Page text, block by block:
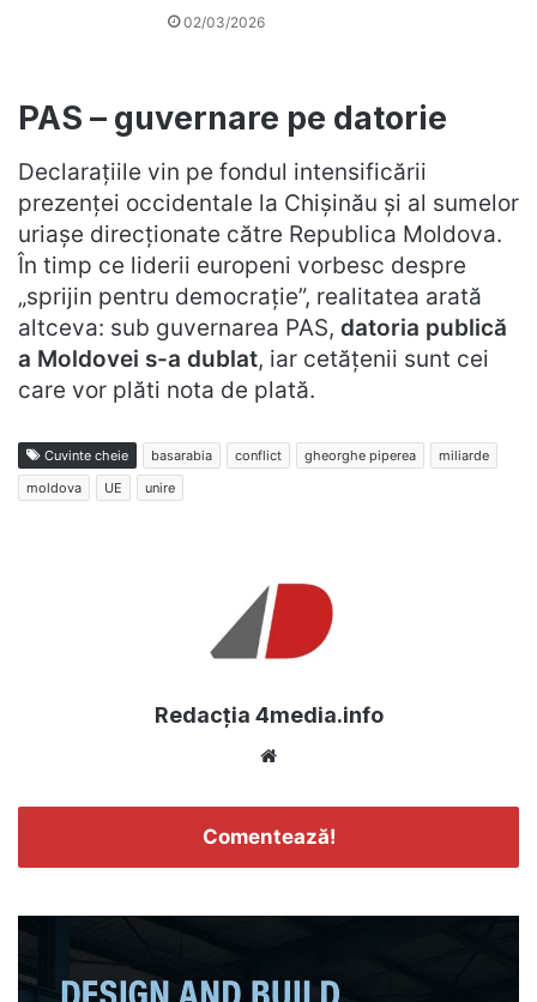
02/03/2026
PAS – guvernare pe datorie
Declarațiile vin pe fondul intensificării
prezenței occidentale la Chișinău și al sumelor
uriașe direcționate către Republica Moldova.
În timp ce liderii europeni vorbesc despre
„sprijin pentru democrație”, realitatea arată
altceva: sub guvernarea PAS, datoria publică
a Moldovei s-a dublat, iar cetățenii sunt cei
care vor plăti nota de plată.
Cuvinte cheie basarabia conflict gheorghe piperea
miliarde
moldova
UE unire
Redacția 4media.info
Comentează!